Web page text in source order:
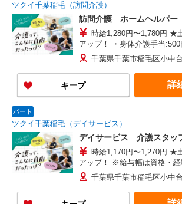
ツクイ千葉稲毛（訪問介護）
訪問介護 ホームヘルパー
時給1,280円〜1,780円 ★土日祝日は時給100円
アップ！ ・身体介護手当
深夜手当:300円/時間 （
帯） ・ICT手当:2,000円/月
間も賃金（時給）を支給 ※給
による
千葉県千葉市稲毛区小中
キープ 詳
パート
ツクイ千葉稲毛（デイサービス）
デイサービス 介護スタッ
時給1,170円〜1,270円 ★土日祝日は時給100円
アップ！ ※給与幅は資格・経
千葉県千葉市稲毛区小中